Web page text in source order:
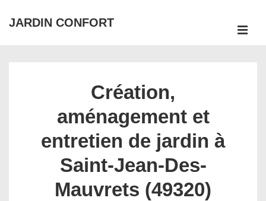
passer
JARDIN CONFORT
Création,
aménagement et
entretien de jardin à
Saint-Jean-Des-
Mauvrets (49320)